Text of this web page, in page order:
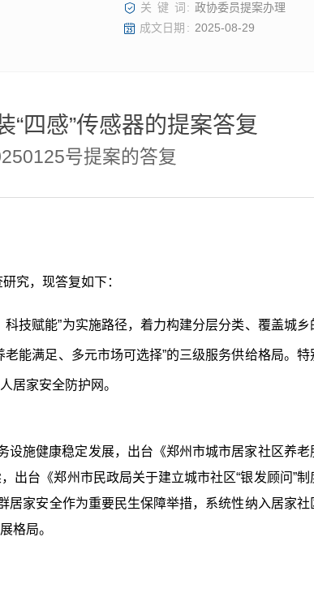
政协委员提案办理
2025-08-29
四感”传感器的提案答复
号提案的答复
究，现答复如下：
技赋能”为实施路径，着力构建分层分类、覆盖城
能满足、多元市场可选择”的三级服务供给格局。
居家安全防护网。
设施健康稳定发展，出台《郑州市城市居家社区养
台《郑州市民政局关于建立城市社区“银发顾问”
居家安全作为重要民生保障举措，系统性纳入居家
格局。